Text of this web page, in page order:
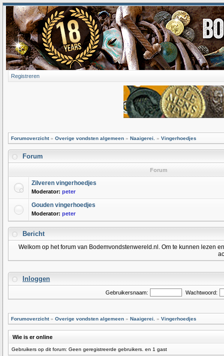
Registreren
Forumoverzicht» Overige vondsten algemeen » Naaigerei. » Vingerhoedjes
Forum
Forum
Zilveren vingerhoedjes
Moderator: peter
Gouden vingerhoedjes
Moderator: peter
Bericht
Welkom op het forum van Bodemvondstenwereld.nl. Om te kunnen lezen
Inloggen
Gebruikersnaam: Wachtwoord:
Forumoverzicht» Overige vondsten algemeen » Naaigerei. » Vingerhoedjes
Wie is er online
Gebruikers op dit forum: Geen geregistreerde gebruikers. en 1 gast